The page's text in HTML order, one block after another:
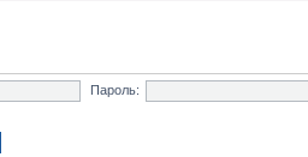
Пароль: